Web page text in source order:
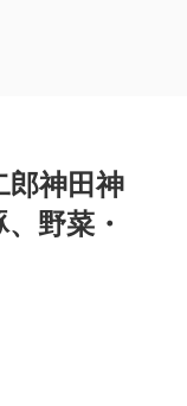
郎神田神
野菜・